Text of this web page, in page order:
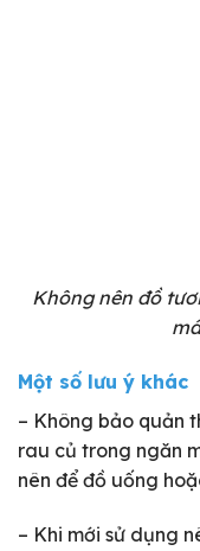
Không nên đồ
Một số lưu ý khác
– Không bảo quản
rau củ trong ngăn
nên để đồ uống
– Khi mới sử dụng